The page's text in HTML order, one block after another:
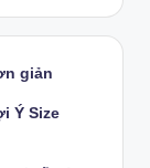
giản
Ý Size